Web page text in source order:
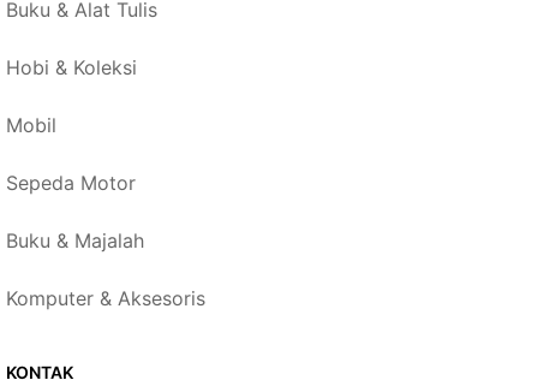
Buku & Alat Tulis
Hobi & Koleksi
Mobil
Sepeda Motor
Buku & Majalah
Komputer & Aksesoris
KONTAK